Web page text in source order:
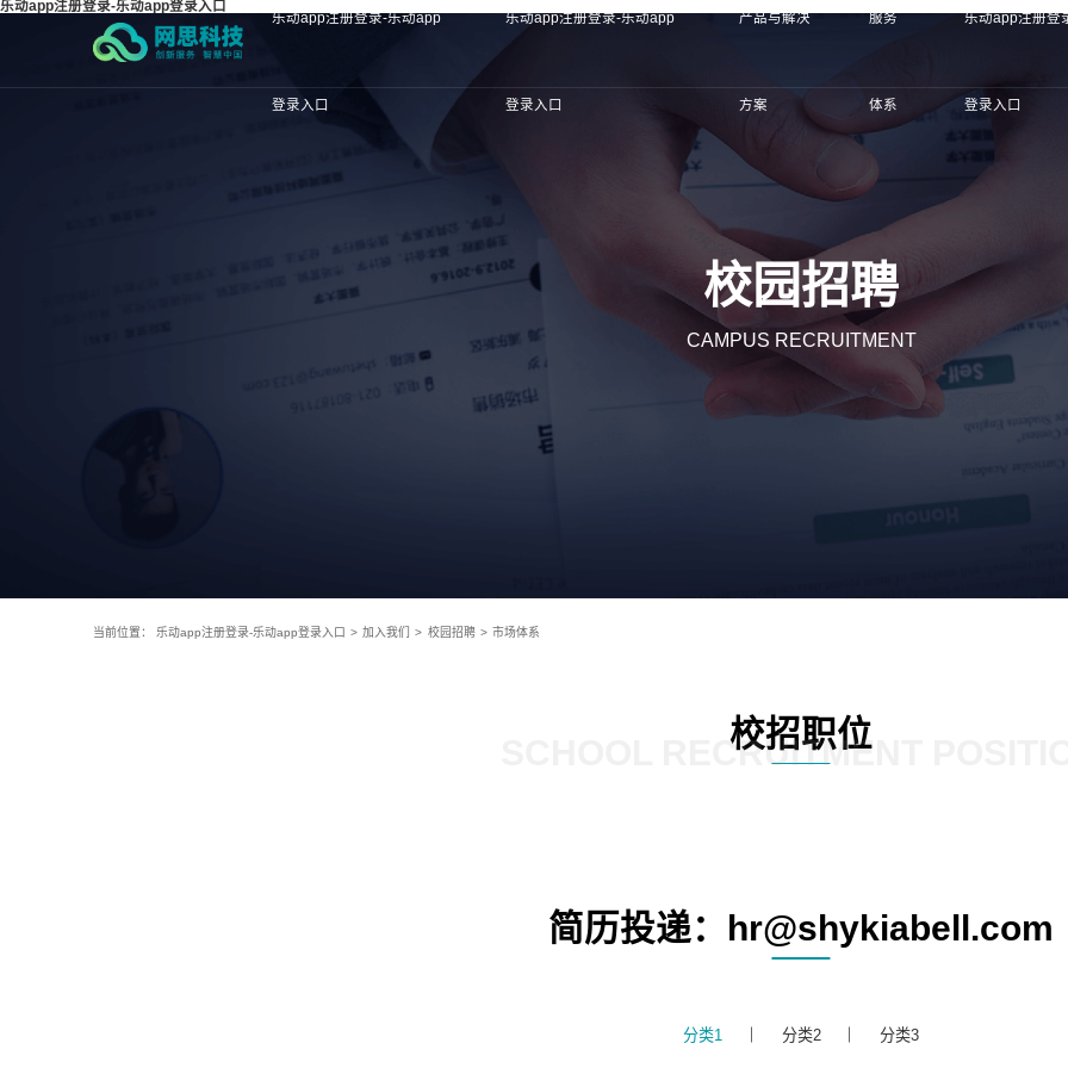
乐动app注册登录-乐动app登录入口
乐动app注册登录-乐动app
登录入口
乐动app注册登录-乐动app
登录入口
产品与解决
方案
服务
体系
乐动app注册登
登录入口
校园招聘
CAMPUS RECRUITMENT
当前位置： 乐动app注册登录-乐动app登录入口 > 加入我们 > 校园招聘 > 市场体系
校招职位
SCHOOL RECRUITMENT
简历投递：hr@shykiabell.com
分类1 分类2 分类3